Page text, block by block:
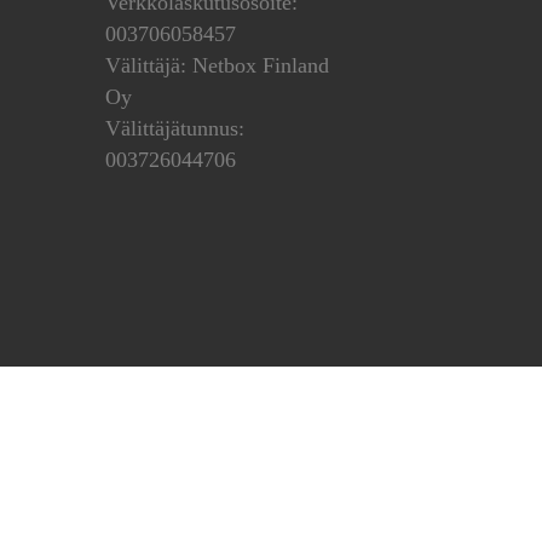
003706058457
Välittäjä: Netbox Finland
Oy
Välittäjätunnus:
003726044706